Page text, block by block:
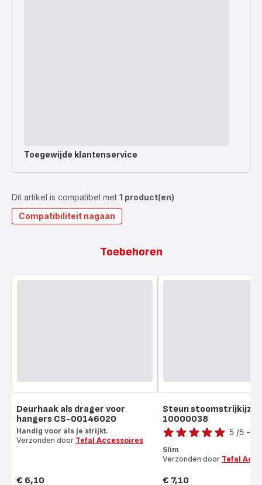
Toegewijde klantenservice
Dit artikel is compatibel met 1 product(en)
Compatibiliteit nagaan
Toebehoren
Deurhaak als drager voor
hangers CS-00146020
Handig voor als je strijkt.
Verzonden door Tefal Accessoires
€ 6,10
Steun stoomstrijkijzer
10000038
Score
met
sterren
5 /5 -
Slim
Verzonden door Tefal
€ 7,10